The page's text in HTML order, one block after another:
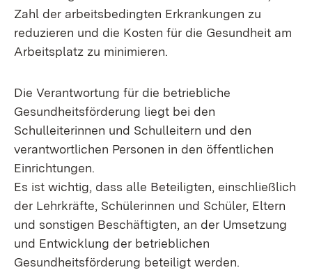
Zahl der arbeitsbedingten Erkrankungen zu
reduzieren und die Kosten für die Gesundheit am
Arbeitsplatz zu minimieren.
Die Verantwortung für die betriebliche
Gesundheitsförderung liegt bei den
Schulleiterinnen und Schulleitern und den
verantwortlichen Personen in den öffentlichen
Einrichtungen.
Es ist wichtig, dass alle Beteiligten, einschließlich
der Lehrkräfte, Schülerinnen und Schüler, Eltern
und sonstigen Beschäftigten, an der Umsetzung
und Entwicklung der betrieblichen
Gesundheitsförderung beteiligt werden.